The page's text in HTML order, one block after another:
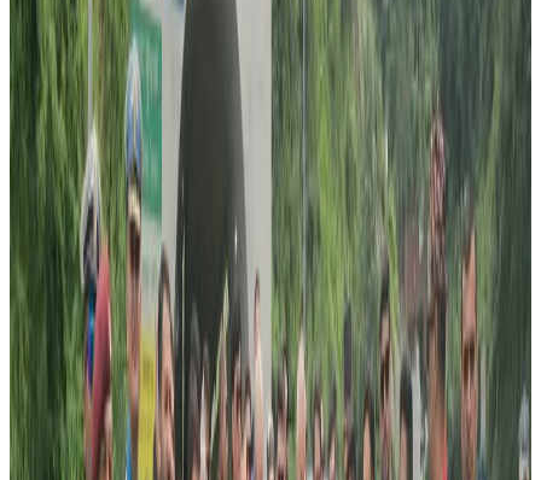
भइसकेको छ । यसअघिको कार्यसमितिले यसलाई मुर्तरुप दिन नखोजेको पनि
होइन । तर, केही समाजका अगुवाहरुलाई साथमा लिन नसक्दा भवन निर्माणको
काम रोकिएको छ । ‘पब्लिक सेयरका’ रुपमा भवन बनाउने कि ‘च्यारिटी’ गरेर
भन्ने विषयमा एकरुपता नआउदा समस्या आएको हो ।
सिड्नीका गुरुङले ‘अरुलाई सम्मान हाम्राे पहिचान’ भन्दै ल्हाेछार मनाउँदै ।
गैर आवासिय नेपाली संघ न्यु साउथ वेल्सका संयोजक तथा तमु समाजका अगुवा
देव गुरुङ सामुदायिक भवन नया कार्यसमितिका लागि अवसर र चुनौति दुबै
देख्छन् । ‘सन् २०२० सम्म भवन बनाउने तयारी थियो’-गुरुङ भन्छन् -‘एक वर्षमा
यो कार्यसमितिले दिनरात एक गरी काम गर्नुपर्छ’ ।
स्वच्छाले केही गर्छु भनेर आउने युवाहरुको संख्या धेरै भएकाले यो कार्यसमितिले
केही सकारात्मक काम गर्नेमा आफु ढुक्क रहेको गुरुङको भनाई छ ।त्यस्तै